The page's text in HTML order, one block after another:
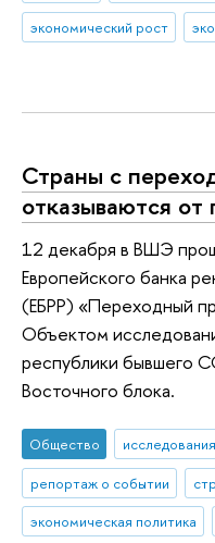
экономический рост
Страны с
отказываются
12 декабря в ВШЭ
Европейского банка
(ЕБРР) «Переходный
Объектом
республики бывшего
Восточного блока.
Общество
репортаж о событии
экономическая политика